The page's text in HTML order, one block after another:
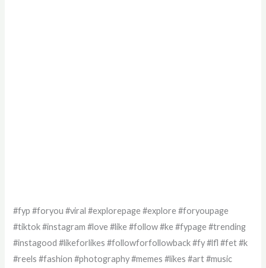
#fyp #foryou #viral #explorepage #explore #foryoupage
#tiktok #instagram #love #like #follow #ke #fypage #trending
#instagood #likeforlikes #followforfollowback #fy #lfl #fet #k
#reels #fashion #photography #memes #likes #art #music